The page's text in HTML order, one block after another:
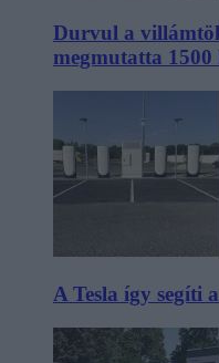
Durvul a
megmutatta 1500
A Tesla így segíti